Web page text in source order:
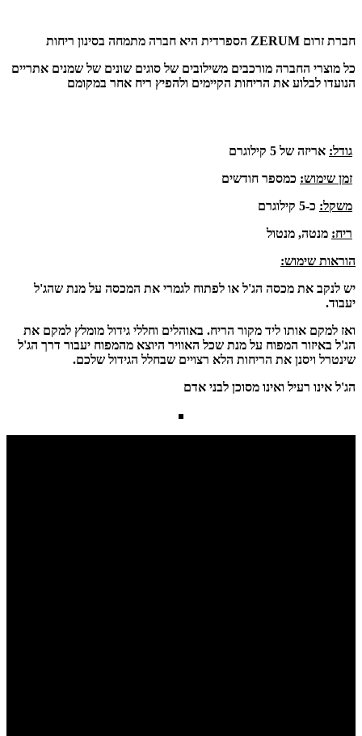
חברת זרום ZERUM הספרדית היא חברה מתמחה בסינון ריחות
כל מוצרי החברה מורכבים משילובים של סוגים שונים של שמנים אתריים
הנועדו לבלוע את הריחות הקיימים ולהפיץ ריח אחר במקומם
גודל: אריזה של 5 קילוגרם
זמן שימוש: כמספר חודשים
משקל: כ-5 קילוגרם
ריח: מנטה, מנטול
הוראות שימוש:
יש לנקב את מכסה הג'ל או לפתוח לגמרי את המכסה על מנת שהג'ל
יעבוד.
ואז למקם אותו ליד מקור הריח. באוהלים וחללי גידול מומלץ למקם את
הג'ל באיזור המפוח על מנת שכל האוויר היוצא מהמפוח יעבור דרך הג'ל
שינטרל ויסנן את הריחות הלא רצויים שבחלל הגידול שלכם.
הג'ל אינו רעיל ואינו מסוכן לבני אדם